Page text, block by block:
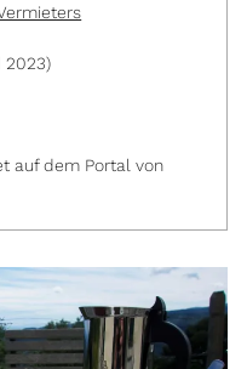
2023)
auf dem Portal von